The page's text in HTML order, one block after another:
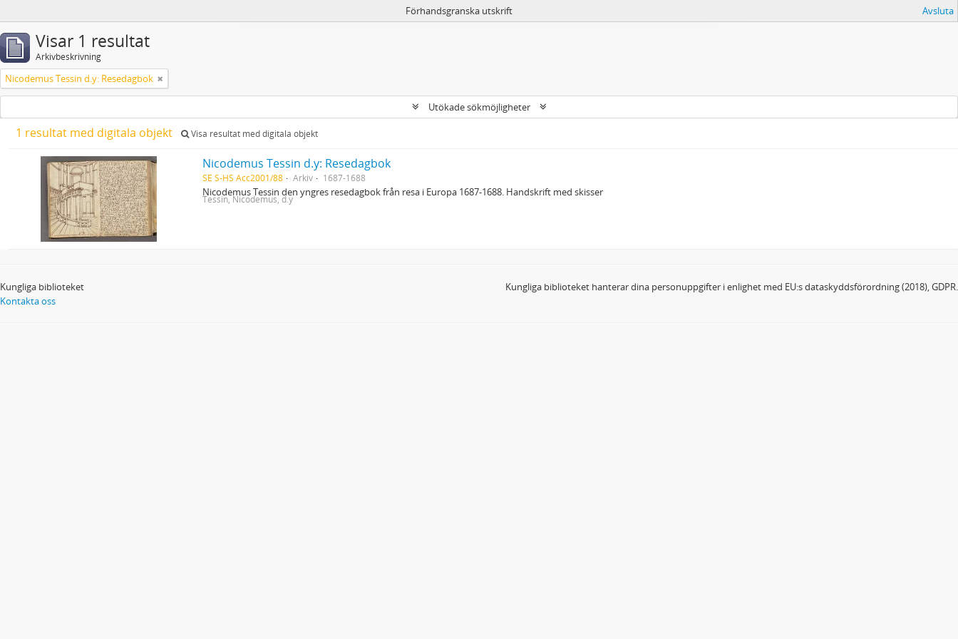
Förhandsgranska utskrift Avsluta
Visar 1 resultat
Arkivbeskrivning
Nicodemus Tessin d.y: Resedagbok
Utökade sökmöjligheter
1 resultat med digitala objekt Visa resultat med digitala objekt
Nicodemus Tessin d.y: Resedagbok
SE S-HS Acc2001/88 Arkiv 1687-1688
Nicodemus Tessin den yngres resedagbok från resa i Europa 1687-1688. Handskrift med skisser
Tessin, Nicodemus, d.y
Kungliga biblioteket
Kontakta oss
Kungliga biblioteket hanterar dina personuppgifter i enlighet med EU:s dataskyddsförordning (2018), GDPR.